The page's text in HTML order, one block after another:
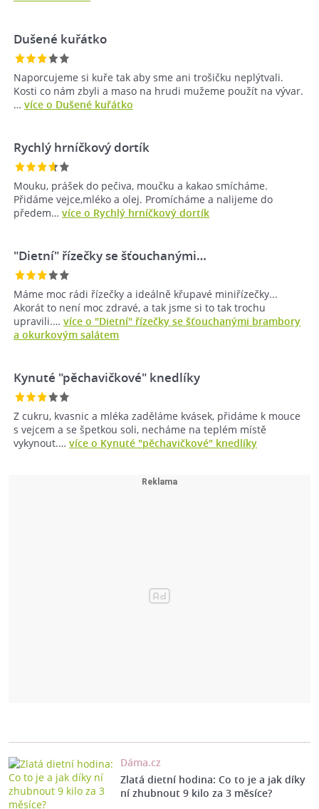
Dušené kuřátko
Naporcujeme si kuře tak aby sme ani trošičku neplýtvali.
Kosti co nám zbyli a maso na hrudi mužeme použít na vývar.
… více o Dušené kuřátko
Rychlý hrníčkový dortík
Mouku, prášek do pečiva, moučku a kakao smícháme.
Přidáme vejce,mléko a olej. Promícháme a nalijeme do
předem… více o Rychlý hrníčkový dortík
"Dietní" řízečky se šťouchanými…
Máme moc rádi řízečky a ideálně křupavé miniřízečky...
Akorát to není moc zdravé, a tak jsme si to tak trochu
upravili.… více o "Dietní" řízečky se šťouchanými brambory
a okurkovým salátem
Kynuté "pěchavičkové" knedlíky
Z cukru, kvasnic a mléka zaděláme kvásek, přidáme k mouce
s vejcem a se špetkou soli, necháme na teplém místě
vykynout.… více o Kynuté "pěchavičkové" knedlíky
Dáma.cz
Zlatá dietní hodina: Co to je a jak díky
ní zhubnout 9 kilo za 3 měsíce?